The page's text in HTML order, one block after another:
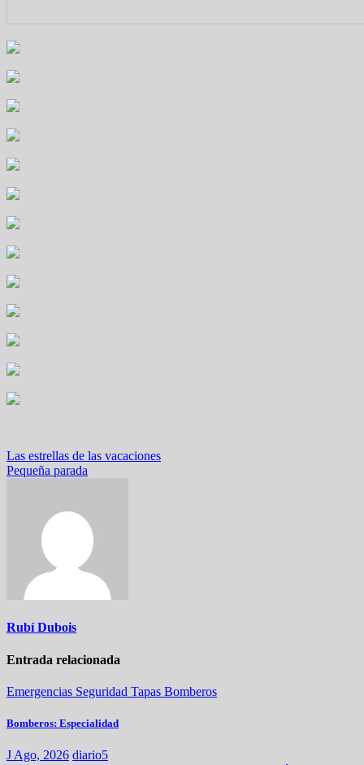
Navegación
de
Las estrellas de las vacaciones
Pequeña parada
Rubí Dubois
Entrada relacionada
Emergencias Seguridad Tapas Bomberos
Bomberos: Especialidad
J Ago, 2026 diario5